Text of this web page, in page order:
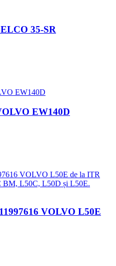
35-SR
EW140D
VOLVO L50E